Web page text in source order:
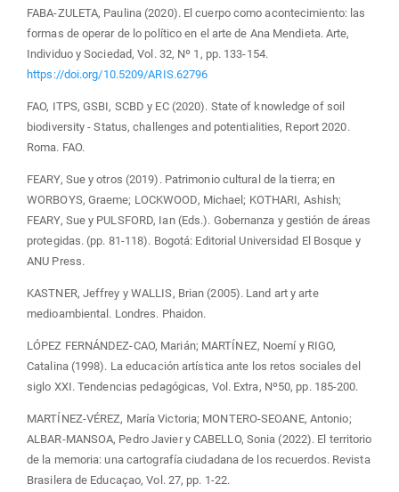
FABA-ZULETA, Paulina (2020). El cuerpo como acontecimiento: las
formas de operar de lo político en el arte de Ana Mendieta. Arte,
Individuo y Sociedad, Vol. 32, Nº 1, pp. 133-154.
https://doi.org/10.5209/ARIS.62796
FAO, ITPS, GSBI, SCBD y EC (2020). State of knowledge of soil
biodiversity - Status, challenges and potentialities, Report 2020.
Roma. FAO.
FEARY, Sue y otros (2019). Patrimonio cultural de la tierra; en
WORBOYS, Graeme; LOCKWOOD, Michael; KOTHARI, Ashish;
FEARY, Sue y PULSFORD, Ian (Eds.). Gobernanza y gestión de áreas
protegidas. (pp. 81-118). Bogotá: Editorial Universidad El Bosque y
ANU Press.
KASTNER, Jeffrey y WALLIS, Brian (2005). Land art y arte
medioambiental. Londres. Phaidon.
LÓPEZ FERNÁNDEZ-CAO, Marián; MARTÍNEZ, Noemí y RIGO,
Catalina (1998). La educación artística ante los retos sociales del
siglo XXI. Tendencias pedagógicas, Vol. Extra, Nº50, pp. 185-200.
MARTÍNEZ-VÉREZ, María Victoria; MONTERO-SEOANE, Antonio;
ALBAR-MANSOA, Pedro Javier y CABELLO, Sonia (2022). El territorio
de la memoria: una cartografía ciudadana de los recuerdos. Revista
Brasilera de Educaçao, Vol. 27, pp. 1-22.